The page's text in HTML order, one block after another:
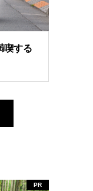
喫する
PR